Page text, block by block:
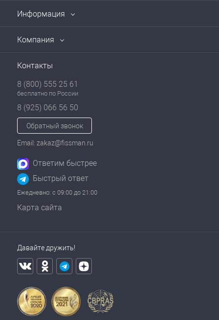
Информация
Компания
Контакты
8 (800) 555 25 61
бесплатно по России
8 (925) 066 56 50
Обратный звонок
Email: zakaz@fissman.ru
Ответим быстрее
Быстрый ответ
Ежедневно: с 09:00 до 21:00
Карта сайта
Давайте дружить!